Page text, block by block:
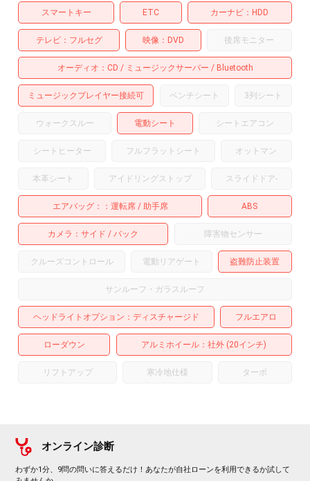
スマートキー ETC カーナビ HDD
テレビ フルセグ 映像 DVD 後席モニター
オーディオ CD ミュージックサーバー Bluetooth
ミュージックプレイヤー接続可 ベンチシート 3列シート
ウォークスルー 電動シート シートエアコン
シートヒーター フルフラットシート オットマン
本革シート アイドリングストップ スライドドア-
エアバッグ： 運転席 助手席 ABS
カメラ サイド バック 障害物センサー
クルーズコントロール 電動リアゲート 盗難防止装置
サンルーフ・ガラスルーフ
ヘッドライトオプション ディスチャージド フルエアロ
ローダウン アルミホイール ：社外 (20インチ)
リフトアップ 寒冷地仕様 ターボ
オンライン診断
わずか1分、9問の問いに答えるだけ！あなたが自社ローンを利用できるか試して